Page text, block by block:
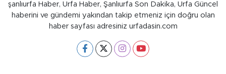
şanlıurfa Haber, Urfa Haber, Şanlıurfa Son Dakika, Urfa Güncel
haberini ve gündemi yakından takip etmeniz için doğru olan
haber sayfası adresiniz urfadasin.com